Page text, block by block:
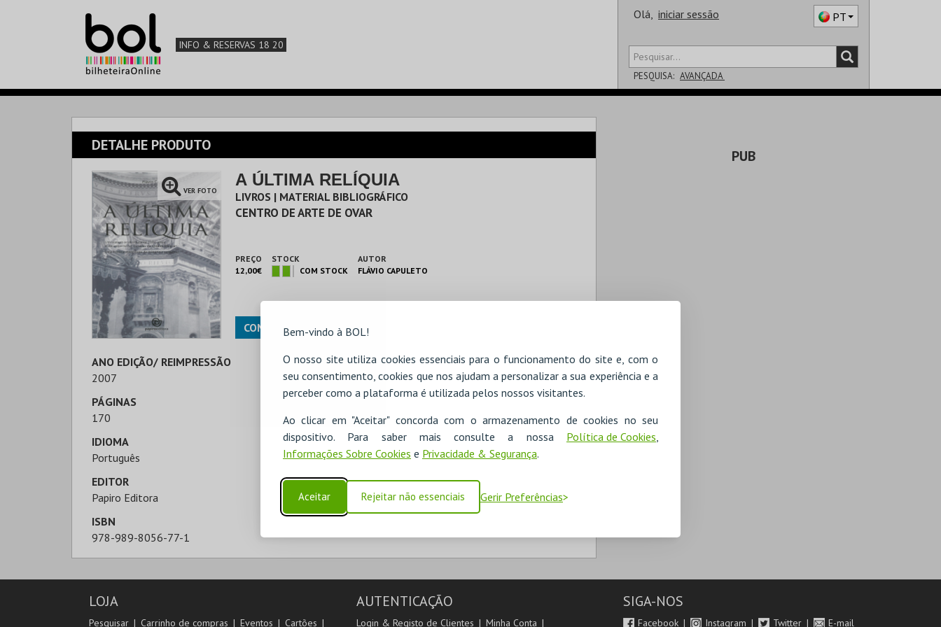
Bem-vindo à BOL!
O nosso site utiliza cookies essenciais para o funcionamento do site e, com o
seu consentimento, cookies que nos ajudam a personalizar a sua experiência e a
perceber como a plataforma é utilizada pelos nossos visitantes.
Ao clicar em "Aceitar" concorda com o armazenamento de cookies no seu
dispositivo. Para saber mais consulte a nossa Política de Cookies,
Informações Sobre Cookies e Privacidade & Segurança.
Aceitar Rejeitar não essenciais Gerir Preferências
INFO & RESERVAS 18 20
Olá, iniciar sessão PT
PESQUISA: AVANÇADA
DETALHE PRODUTO
VER FOTO
A ÚLTIMA RELÍQUIA
LIVROS | MATERIAL BIBLIOGRÁFICO
CENTRO DE ARTE DE OVAR
PREÇO
12,00€
STOCK
COM STOCK
AUTOR
FLÁVIO CAPULETO
COMPRAR
ANO EDIÇÃO/ REIMPRESSÃO
2007
PÁGINAS
170
IDIOMA
Português
EDITOR
Papiro Editora
ISBN
978-989-8056-77-1
PUB
LOJA
Pesquisar Carrinho de compras Eventos Cartões
AUTENTICAÇÃO
Login & Registo de Clientes Minha Conta
SIGA-NOS
Facebook Instagram Twitter E-mail